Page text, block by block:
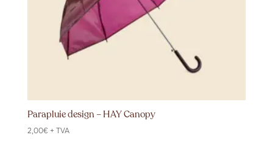
Parapluie design – HAY Canopy
2,00€ + TVA